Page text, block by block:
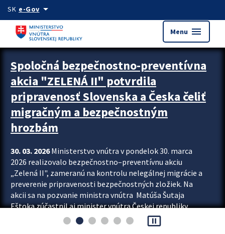
Preskocit na hlavný obsah
SK e-Govarrow_drop_down
Menu menu
Zastavit automatický posun upútavok
Spoločná bezpečnostno-preventívna
akcia "ZELENÁ II" potvrdila
pripravenosť Slovenska a Česka čeliť
migračným a bezpečnostným
hrozbám
30. 03. 2026Ministerstvo vnútra v pondelok 30. marca
2026 realizovalo bezpečnostno–preventívnu akciu
„Zelená II", zameranú na kontrolu nelegálnej migrácie a
preverenie pripravenosti bezpečnostných zložiek. Na
akcii sa na pozvanie ministra vnútra Matúša Šutaja
Eštoka zúčastnil aj minister vnútra Českej republiky
Lubomír Metnar, spolu s ďalšími zahraničnými partnermi.
Cieľom akcie bolo posilniť kontrolné mechanizmy,
pause_presentation